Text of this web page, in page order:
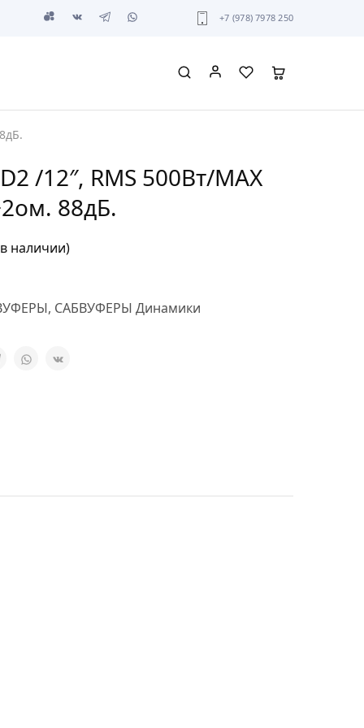
+7 (978) 7978 250
/12″, RMS 500Вт/МАХ
88дБ.
наличии)
, САБВУФЕРЫ Динамики